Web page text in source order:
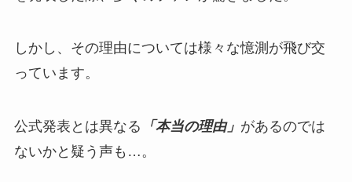
しかし、その理由については様々な憶測が飛び交
っています。
公式発表とは異なる 「本当の理由」 があるのでは
ないかと疑う声も…。